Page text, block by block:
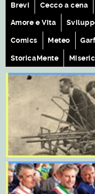
Brevi Cecco a cena
Amore e Vita
Comics Meteo
StoricaMente